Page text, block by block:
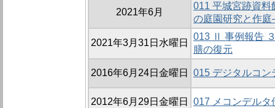
2021年6月
011 平城宮跡資
の庭園研究と作
2021年3月31日水曜日
013 Ⅱ 事例報告
膳の復元
2016年6月24日金曜日 015 デジタルコン
2012年6月29日金曜日 017 メコンデルタ